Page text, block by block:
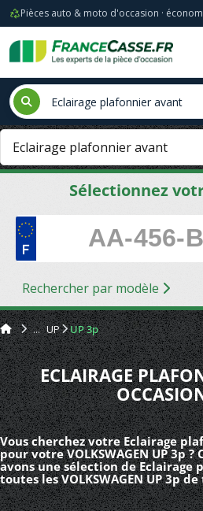
Pièces auto & moto d'occasion ·
Sélectionnez
Rechercher par modèle
UP UP 3p
ECLAIRAGE
Vous cherchez votre Eclairage
pour votre VOLKSWAGEN UP 3p ?
avons une sélection de
toutes les VOLKSWAGEN UP 3p